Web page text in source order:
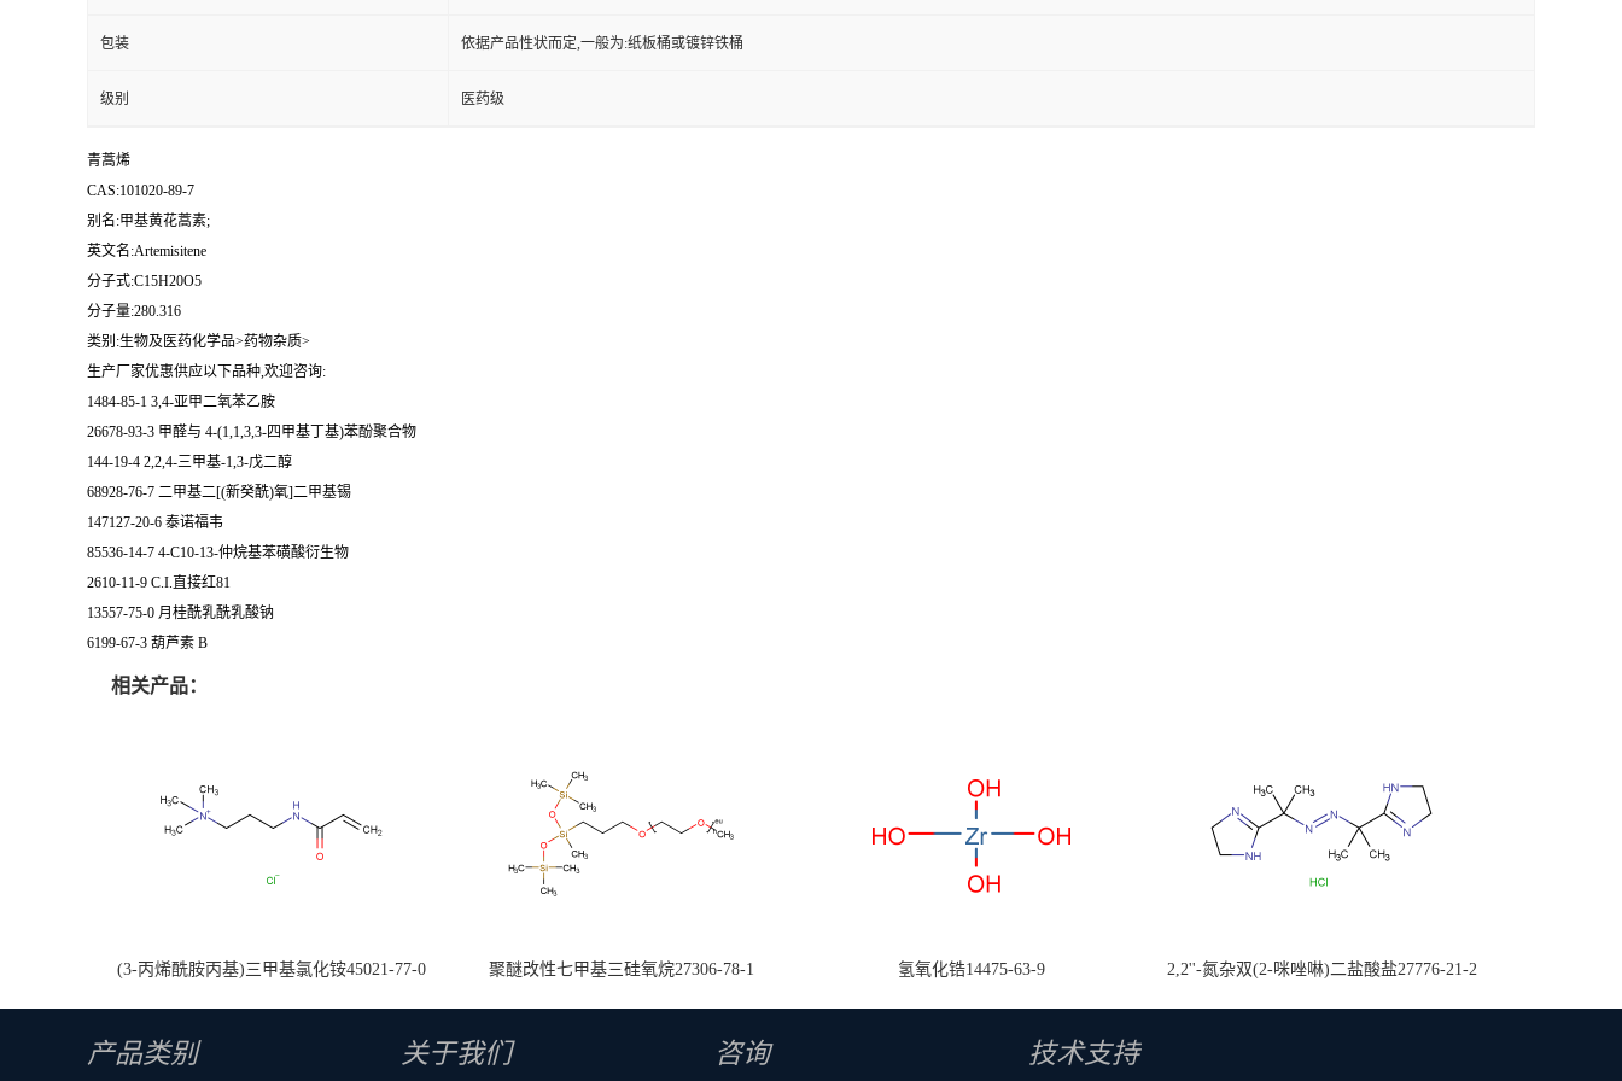
包装 依据产品性状而定,一般为:纸板桶或镀锌铁桶
级别 医药级
青蒿烯
CAS:101020-89-7
别名:甲基黄花蒿素;
英文名:Artemisitene
分子式:C15H20O5
分子量:280.316
类别:生物及医药化学品>药物杂质>
生产厂家优惠供应以下品种,欢迎咨询:
1484-85-1 3,4-亚甲二氧苯乙胺
26678-93-3 甲醛与 4-(1,1,3,3-四甲基丁基)苯酚聚合物
144-19-4 2,2,4-三甲基-1,3-戊二醇
68928-76-7 二甲基二[(新癸酰)氧]二甲基锡
147127-20-6 泰诺福韦
85536-14-7 4-C10-13-仲烷基苯磺酸衍生物
2610-11-9 C.I.直接红81
13557-75-0 月桂酰乳酰乳酸钠
6199-67-3 葫芦素 B
相关产品：
(3-丙烯酰胺丙基)三甲基氯化铵45021-77-0 聚醚改性七甲基三硅氧烷27306-78-1 氢氧化锆14475-63-9 2,2''-氮杂双(2-咪唑啉)二盐酸盐27776-21-2
产品类别 关于我们 咨询 技术支持